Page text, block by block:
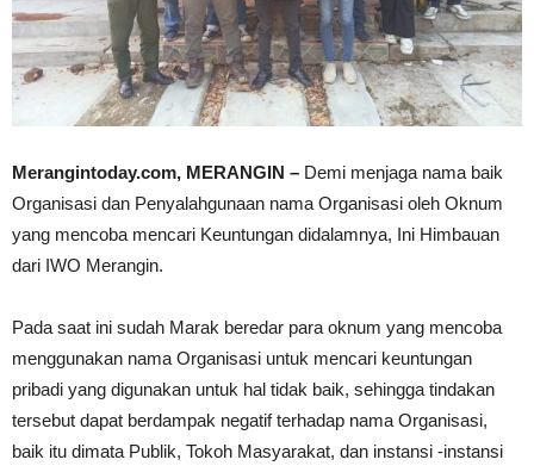
Merangintoday.com, MERANGIN – Demi menjaga nama baik
Organisasi dan Penyalahgunaan nama Organisasi oleh Oknum
yang mencoba mencari Keuntungan didalamnya, Ini Himbauan
dari IWO Merangin.
Pada saat ini sudah Marak beredar para oknum yang mencoba
menggunakan nama Organisasi untuk mencari keuntungan
pribadi yang digunakan untuk hal tidak baik, sehingga tindakan
tersebut dapat berdampak negatif terhadap nama Organisasi,
baik itu dimata Publik, Tokoh Masyarakat, dan instansi -instansi